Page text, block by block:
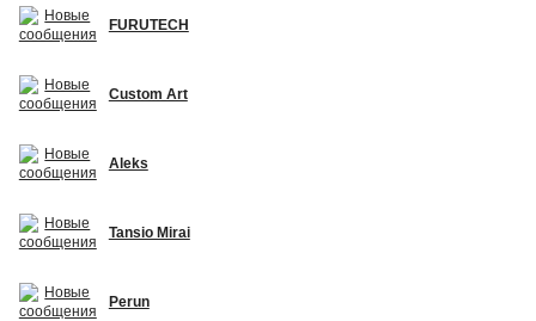
FURUTECH
Custom Art
Aleks
Tansio Mirai
Perun